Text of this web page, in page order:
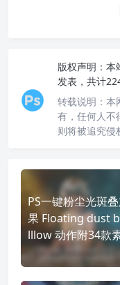
版权声明： 本
发表，共计
转载说明： 本
有，任何人不
则将被追究侵
PS一键粉尘光斑
果 Floating dust
lllow 动作附34款